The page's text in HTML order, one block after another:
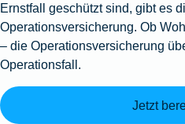
Ernstfall geschützt sind, gibt es
Operationsversicherung. Ob
– die Operationsversicherung
Operationsfall.
Jetzt